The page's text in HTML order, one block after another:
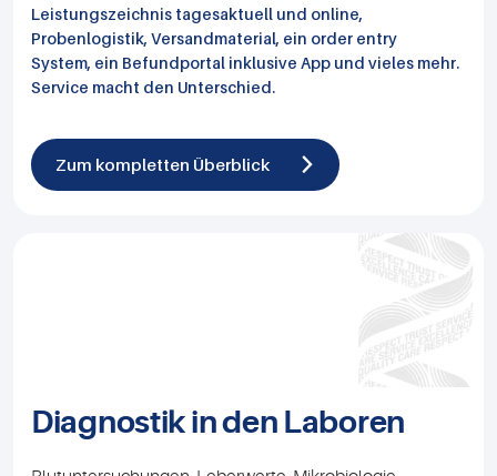
Leistungszeichnis tagesaktuell und online,
Probenlogistik, Versandmaterial, ein order entry
System, ein Befundportal inklusive App und vieles mehr.
Service macht den Unterschied.
Zum kompletten Überblick
Diagnostik in den Laboren